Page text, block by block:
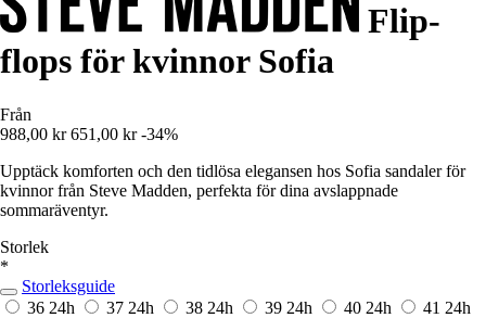
Flip-
flops för kvinnor Sofia
Från
988,00 kr 651,00 kr -34%
Upptäck komforten och den tidlösa elegansen hos Sofia sandaler för
kvinnor från Steve Madden, perfekta för dina avslappnade
sommaräventyr.
Storlek
*
Storleksguide
36 24h 37 24h 38 24h 39 24h 40 24h 41 24h